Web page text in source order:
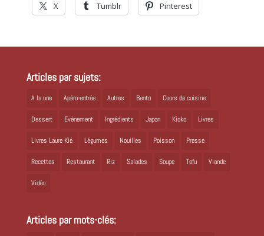
X Tumblr Pinterest
Articles par sujets:
A la une Apéro-entrée Autres Bento Cours de cuisine
Dessert Evènement Ingrédients Japon Kioko Livres
Livres Laure Kié Légumes Nouilles Poisson Presse
Recettes Restaurant Riz Salades Soupe Tofu Viande
Vidéo
Articles par mots-clés: